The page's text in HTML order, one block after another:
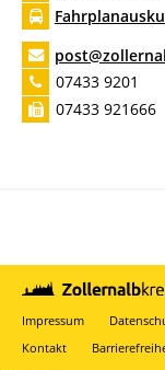
07433 9201
07433 921666
Impressum
Kontakt